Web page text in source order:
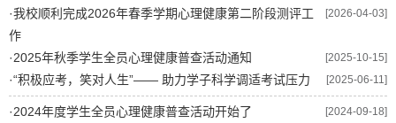
[2026-04-03]
·我校顺利完成2026年春季学期心理健康第二阶段测评工
作
[2025-10-15]
·2025年秋季学生全员心理健康普查活动通知
[2025-06-11]
·“积极应考，笑对人生”—— 助力学子科学调适考试压力
[2024-09-18]
·2024年度学生全员心理健康普查活动开始了